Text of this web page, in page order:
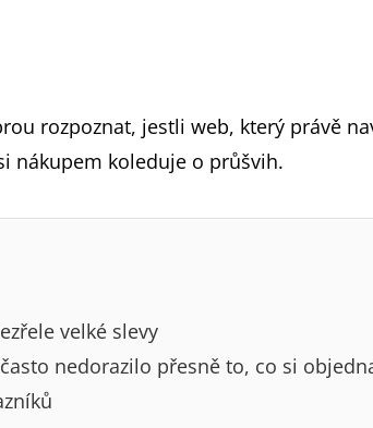
rozpoznat, jestli web, který právě
nákupem koleduje o průšvih.
velké slevy
nedorazilo přesně to, co si